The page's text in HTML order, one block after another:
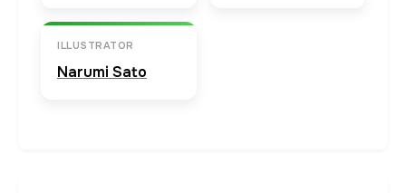
ILLUSTRATOR
Narumi Sato